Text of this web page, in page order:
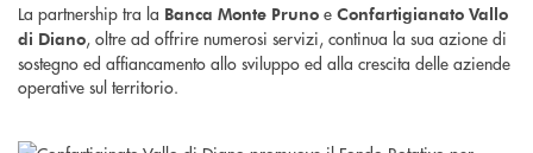
La partnership tra la Banca Monte Pruno e Confartigianato Vallo
di Diano, oltre ad offrire numerosi servizi, continua la sua azione di
sostegno ed affiancamento allo sviluppo ed alla crescita delle aziende
operative sul territorio.